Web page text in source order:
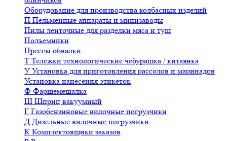
Оборудование для производства колбасных изделий
П Пельменные аппараты и минизаводы
Пилы ленточные для разделки мяса и туш
Подъемники
Прессы обвалки
Т Тележки технологические чебурашка / китаянка
У Установка для приготовления рассолов и маринадов
Установка нанесения этикеток
Ф Фаршемешалка
Ш Шприц вакуумный
Г Газобензиновые вилочные погрузчики
Д Дизельные вилочные погрузчики
К Комплектовщики заказов